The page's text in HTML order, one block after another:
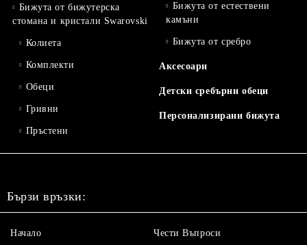
Бижута от бижутерска
стомана и кристали Swarovski
Колиета
Комплекти
Обеци
Гривни
Пръстени
Бижута от естествени
камъни
Бижута от сребро
Аксесоари
Детски сребърни обеци
Персонализирани бижута
Бързи връзки:
Начало Чести Въпроси